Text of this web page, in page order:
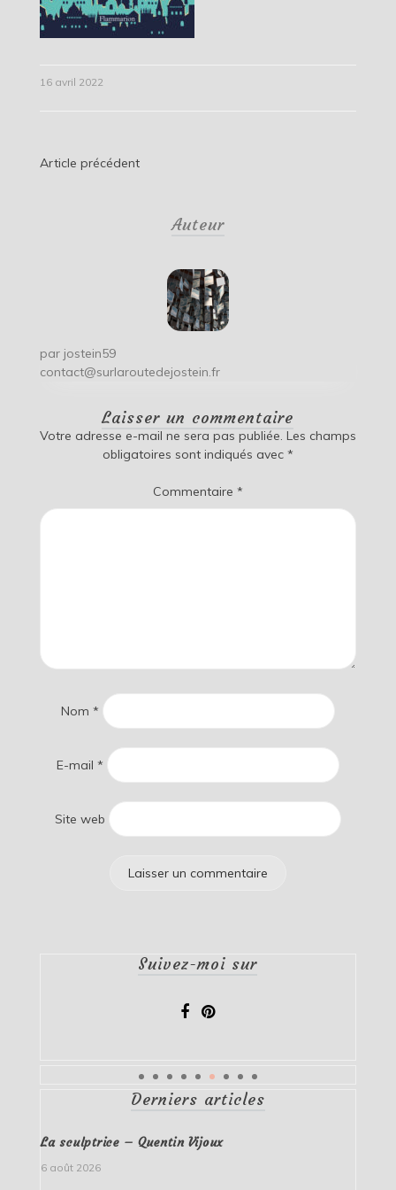
16 avril 2022
Navigation
Article précédent
Auteur
par jostein59
contact@surlaroutedejostein.fr
Laisser un commentaire
Votre adresse e-mail ne sera pas publiée. Les champs
obligatoires sont indiqués avec *
Commentaire *
Nom *
E-mail *
Site web
Suivez-moi sur
Derniers articles
La sculptrice – Quentin Vijoux
6 août 2026